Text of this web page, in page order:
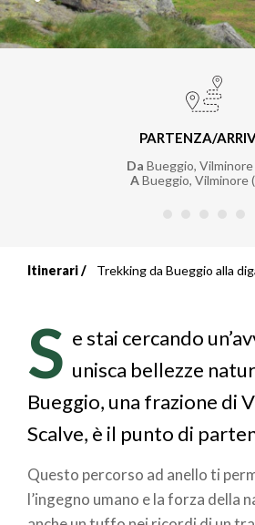
PARTENZA/
Da Bueggio, Vilminore
ABueggio, Vilminore
Briciole
di
pane
Itinerari Trekking da Bueggio alla
S e stai cercando
unisca bellezze
Bueggio, una frazione di
Scalve, è il punto di
Questo percorso ad anello ti
l’ingegno umano e la forza della